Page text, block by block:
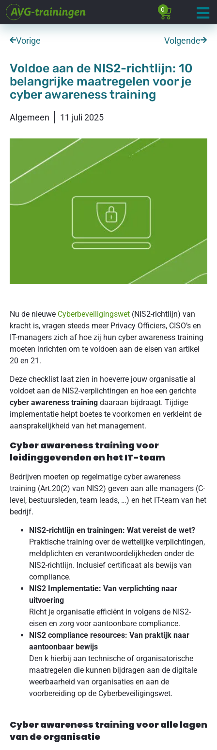
0
Vorige Volgende
Voldoe aan de NIS2-richtlijn: 10
belangrijke maatregelen voor je
cyber awareness training
Algemeen 11 juli 2025
Nu de nieuwe Cyberbeveiligingswet (NIS2-richtlijn) van
kracht is, vragen steeds meer Privacy Officiers, CISO’s en
IT-managers zich af hoe zij hun cyber awareness training
moeten inrichten om te voldoen aan de eisen van artikel
20 en 21.
Deze checklist laat zien in hoeverre jouw organisatie al
voldoet aan de NIS2-verplichtingen en hoe een gerichte
cyber awareness training daaraan bijdraagt. Tijdige
implementatie helpt boetes te voorkomen en verkleint de
aansprakelijkheid van het management.
Cyber awareness training voor
leidinggevenden en het IT-team
Bedrijven moeten op regelmatige cyber awareness
training (Art.20(2) van NIS2) geven aan alle managers (C-
level, bestuursleden, team leads, …) en het IT-team van het
bedrijf.
NIS2-richtlijn en trainingen: Wat vereist de wet?
Praktische training over de wettelijke verplichtingen,
meldplichten en verantwoordelijkheden onder de
NIS2-richtlijn. Inclusief certificaat als bewijs van
compliance.
NIS2 Implementatie: Van verplichting naar
uitvoering
Richt je organisatie efficiënt in volgens de NIS2-
eisen en zorg voor aantoonbare compliance.
NIS2 compliance resources: Van praktijk naar
aantoonbaar bewijs
Den k hierbij aan technische of organisatorische
maatregelen die kunnen bijdragen aan de digitale
weerbaarheid van organisaties en aan de
voorbereiding op de Cyberbeveiligingswet.
Cyber awareness training voor alle lagen
van de organisatie